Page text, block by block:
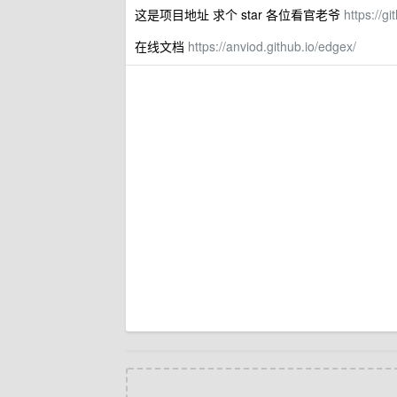
这是项目地址 求个 star 各位看官老爷 https://
在线文档 https://anviod.github.io/edgex/